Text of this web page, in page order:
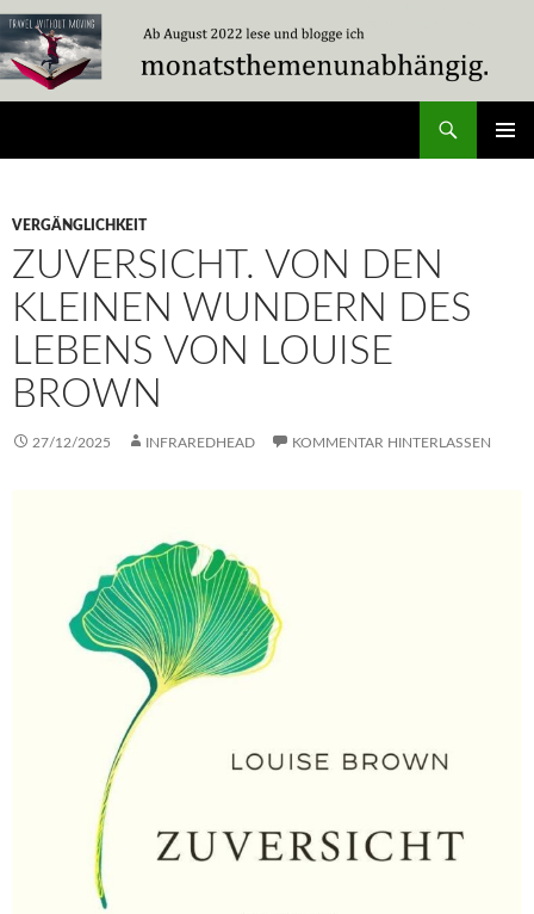
Zum
Inhalt
springen
VERGÄNGLICHKEIT
ZUVERSICHT. VON DEN
KLEINEN WUNDERN DES
LEBENS VON LOUISE
BROWN
27/12/2025 INFRAREDHEAD KOMMENTAR HINTERLASSEN